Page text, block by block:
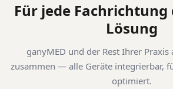
Für jede
Lösung
ganyMED und der Rest Ihrer
zusammen — alle Geräte integrierbar,
optimiert.